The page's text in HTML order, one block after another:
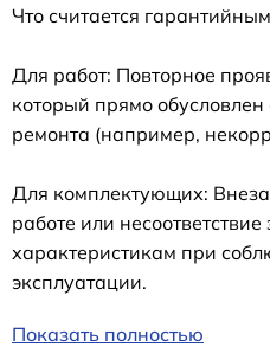
Что считается
Для работ: Повторное
который прямо
ремонта (например,
Для комплектующих:
работе или
характеристикам при
эксплуатации.
Показать полностью